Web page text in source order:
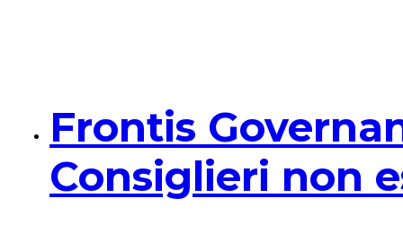
Frontis
Consiglieri non